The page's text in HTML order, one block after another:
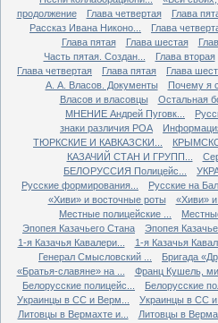
продолжение
Глава четвертая Глава
Рассказ Ивана Никоно...
Глава
Глава пятая
Глава шестая
Часть пятая. Создан...
Глава вторая
Глава четвертая
Глава пятая Глава
А. А. Власов. Документы
Почему я
Власов и власовцы
Остальная
МНЕНИЕ Андрей Пуговк...
знаки различия РОА
ТЮРКСКИЕ И КАВКАЗСКИ...
КАЗАЧИЙ СТАН И ГРУПП...
БЕЛОРУССИЯ Полицейс...
Русские формирования...
Русские на
«Хиви» и восточные роты
«Хиви» и
Местные полицейские ...
Эпопея Казачьего Стана
Эпопея
1-я Казачья Кавалери...
1-я Казачья
Генерал Смысловский ...
Бригада
«Братья-славяне» на ...
Франц Кушель,
Белорусские полицейс...
Белорусские
Украинцы в СС и Верм...
Украинцы в СС и
Литовцы в Вермахте и...
Литовцы в